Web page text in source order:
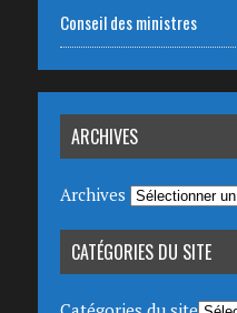
Conseil des ministres
ARCHIVES
Archives
CATÉGORIES DU SITE